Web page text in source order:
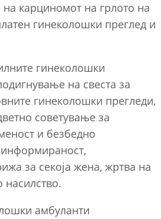
карциномот на грлото на
гинеколошки преглед и
гинеколошки
на свеста за
гинеколошки прегледи,
советување за
и безбедно
информираност,
за секоја жена, жртва на
насилство.
амбуланти